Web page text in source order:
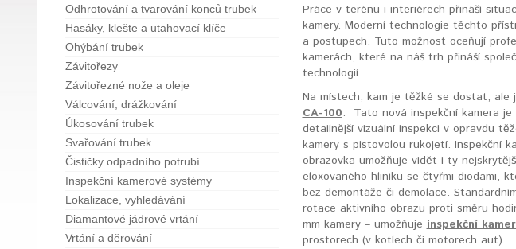
Odhrotování a tvarování konců trubek
Hasáky, klešte a utahovací klíče
Ohýbání trubek
Závitořezy
Závitořezné nože a oleje
Válcování, drážkování
Úkosování trubek
Svařování trubek
Čističky odpadního potrubí
Inspekční kamerové systémy
Lokalizace, vyhledávání
Diamantové jádrové vrtání
Vrtání a děrování
Práce v terénu i interiérech přináší
kamery. Moderní technologie těchto
a postupech. Tuto možnost oceňují
kamerách, které na náš trh přináší
technologií.
Na místech, kam je těžké se dostat, ale
CA-100. Tato nová inspekční kamera je
detailnější vizuální inspekci v opravdu
kamery s pistovolou rukojetí. Inspekční
obrazovka umožňuje vidět i ty
eloxovaného hliníku se čtyřmi diodami,
bez demontáže či demolace.
rotace aktivního obrazu proti směru
mm kamery – umožňuje inspekční
prostorech (v kotlech či motorech aut).